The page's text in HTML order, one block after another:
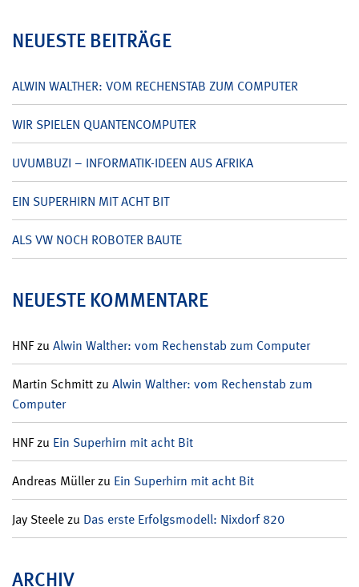
NEUESTE BEITRÄGE
ALWIN WALTHER: VOM RECHENSTAB ZUM COMPUTER
WIR SPIELEN QUANTENCOMPUTER
UVUMBUZI – INFORMATIK-IDEEN AUS AFRIKA
EIN SUPERHIRN MIT ACHT BIT
ALS VW NOCH ROBOTER BAUTE
NEUESTE KOMMENTARE
HNFzu Alwin Walther: vom Rechenstab zum Computer
Martin Schmittzu Alwin Walther: vom Rechenstab zum
Computer
HNFzu Ein Superhirn mit acht Bit
Andreas Müllerzu Ein Superhirn mit acht Bit
Jay Steelezu Das erste Erfolgsmodell: Nixdorf 820
ARCHIV